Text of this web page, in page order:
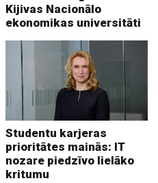
Kijivas Nacionālo
ekonomikas universitāti
Studentu karjeras
prioritātes mainās: IT
nozare piedzīvo lielāko
kritumu